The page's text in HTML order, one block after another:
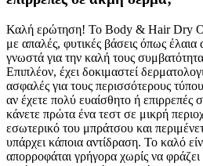
Καλή ερώτηση! Το Body & Hair Dry
με απαλές, φυτικές βάσεις όπως
γνωστά για την καλή τους
Επιπλέον, έχει δοκιμαστεί
ασφαλές για τους περισσότερους
αν έχετε πολύ ευαίσθητο ή επιρρεπές
κάνετε πρώτα ένα τεστ σε μικρή
εσωτερικό του μπράτσου και
υπάρχει κάποια αντίδραση. Το καλό
απορροφάται γρήγορα χωρίς να